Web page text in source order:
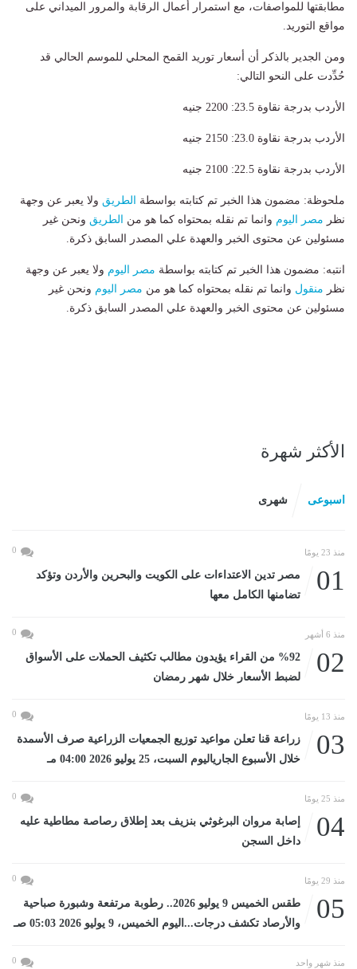
مطابقتها للمواصفات، مع استمرار أعمال الرقابة والمرور الميداني على
مواقع التوريد.
ومن الجدير بالذكر أن أسعار توريد القمح المحلي للموسم الحالي قد
حُدِّدت على النحو التالي:
الأردب بدرجة نقاوة 23.5: 2200 جنيه
الأردب بدرجة نقاوة 23.0: 2150 جنيه
الأردب بدرجة نقاوة 22.5: 2100 جنيه
ملحوظة: مضمون هذا الخبر تم كتابته بواسطة الطريق ولا يعبر عن وجهة
نظر مصر اليوم وانما تم نقله بمحتواه كما هو من الطريق ونحن غير
مسئولين عن محتوى الخبر والعهدة علي المصدر السابق ذكرة.
انتبه: مضمون هذا الخبر تم كتابته بواسطة مصر اليوم ولا يعبر عن وجهة
نظر منقول وانما تم نقله بمحتواه كما هو من مصر اليوم ونحن غير
مسئولين عن محتوى الخبر والعهدة علي المصدر السابق ذكرة.
الأكثر شهرة
اسبوعى شهرى
منذ 23 يومًا 0
01
مصر تدين الاعتداءات على الكويت والبحرين والأردن وتؤكد
تضامنها الكامل معها
منذ 6 أشهر 0
02
%92 من القراء يؤيدون مطالب تكثيف الحملات على الأسواق
لضبط الأسعار خلال شهر رمضان
منذ 13 يومًا 0
03
زراعة قنا تعلن مواعيد توزيع الجمعيات الزراعية صرف الأسمدة
خلال الأسبوع الجارياليوم السبت، 25 يوليو 2026 04:00 مـ
منذ 25 يومًا 0
04
إصابة مروان البرغوثي بنزيف بعد إطلاق رصاصة مطاطية عليه
داخل السجن
منذ 29 يومًا 0
05
طقس الخميس 9 يوليو 2026.. رطوبة مرتفعة وشبورة صباحية
والأرصاد تكشف درجات...اليوم الخميس، 9 يوليو 2026 05:03 صـ
منذ شهر واحد 0